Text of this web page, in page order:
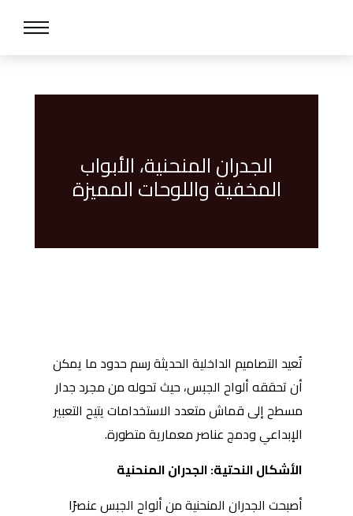
الجدران المنحنية، الأبواب
المخفية واللوحات المميزة
تُعيد التصاميم الداخلية الحديثة رسم حدود ما يمكن
أن تحققه ألواح الجبس، حيث تحوله من مجرد جدار
مسطح إلى قماش متعدد الاستخدامات يتيح التعبير
الإبداعي ودمج عناصر معمارية متطورة.
الأشكال النحتية: الجدران المنحنية
أصبحت الجدران المنحنية من ألواح الجبس عنصرًا